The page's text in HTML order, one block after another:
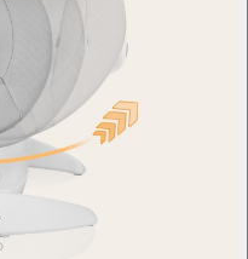
ir privatumo